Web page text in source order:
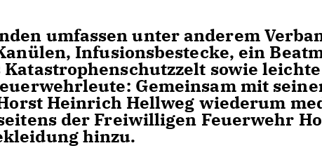
umfassen unter anderem
Infusionsbestecke, ein
sowie leichte
Gemeinsam mit
Heinrich Hellweg wiederum
der Freiwilligen Feuerwehr
hinzu.